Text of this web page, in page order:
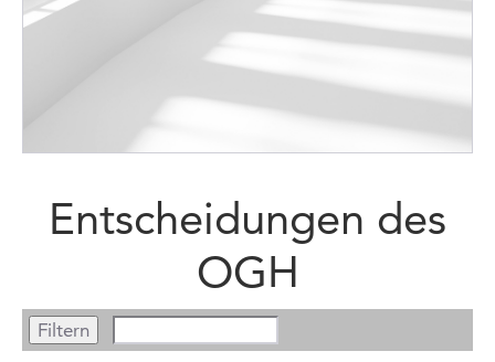
Entscheidungen des
OGH